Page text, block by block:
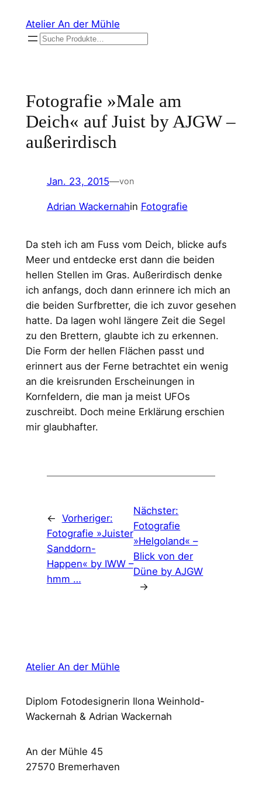
Inhalt
springen
Atelier An der Mühle
Suchen
Fotografie »Male am
Deich« auf Juist by AJGW –
außerirdisch
Jan. 23, 2015—von
Adrian Wackernahin Fotografie
Da steh ich am Fuss vom Deich, blicke aufs
Meer und entdecke erst dann die beiden
hellen Stellen im Gras. Außerirdisch denke
ich anfangs, doch dann erinnere ich mich an
die beiden Surfbretter, die ich zuvor gesehen
hatte. Da lagen wohl längere Zeit die Segel
zu den Brettern, glaubte ich zu erkennen.
Die Form der hellen Flächen passt und
erinnert aus der Ferne betrachtet ein wenig
an die kreisrunden Erscheinungen in
Kornfeldern, die man ja meist UFOs
zuschreibt. Doch meine Erklärung erschien
mir glaubhafter.
← Vorheriger:
Fotografie »Juister
Sanddorn-
Happen« by IWW –
hmm …
Nächster:
Fotografie
»Helgoland« –
Blick von der
Düne by AJGW
→
Atelier An der Mühle
Diplom Fotodesignerin Ilona Weinhold-
Wackernah & Adrian Wackernah
An der Mühle 45
27570 Bremerhaven